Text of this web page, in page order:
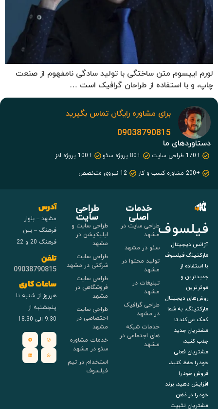
لورم ایپسوم متن ساختگی با تولید سادگی نامفهوم از صنعت
چاپ، و با استفاده از طراحان گرافیک است …
برای مشاوره رایگان تماس بگیرید
09038790815
دستاوردهای ما
+170 طراحی سایت +80 پروژه سئو
+100 پروژه ادز
+200 مشاوره کسب و کار
12 نیروی متخصص
فیلسوف
آژانس دیجیتال
مارکتینگ فیلسوف
با استفاده از
جدیدترین و
موثرترین
روش‌های دیجیتال
مارکتینگ، به شما
کمک می‌کند تا
مشتریان جدید
جذب کنید،
مشتریان فعلی
خود را حفظ کنید،
فروش خود را
افزایش دهید، برند
خود را در ذهن
مشتریان تثبیت
خدمات
اصلی
طراحی سایت در
مشهد
سئو در مشهد
تولید محتوا در
مشهد
تبلیغات در
مشهد
طراحی گرافیک
در مشهد
خدمات شبکه
های اجتماعی در
مشهد
طراحی
سایت
طراحی سایت و
اپلیکیشن در
مشهد
طراحی سایت
شرکتی در مشهد
طراحی سایت
فروشگاهی در
مشهد
طراحی سایت
اختصاصی در
مشهد
خدمات مشاوره
سئو در مشهد
استخدام در تیم
فیلسوف
آدرس
مشهد – بلوار
فرهنگ – بین
فرهنگ 20 و 22
تلفن
09038790815
ساعات کاری
هرروز از شنبه تا
پنجشنبه از
9:30 الی 18:30